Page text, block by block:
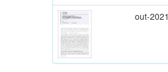
out-2021